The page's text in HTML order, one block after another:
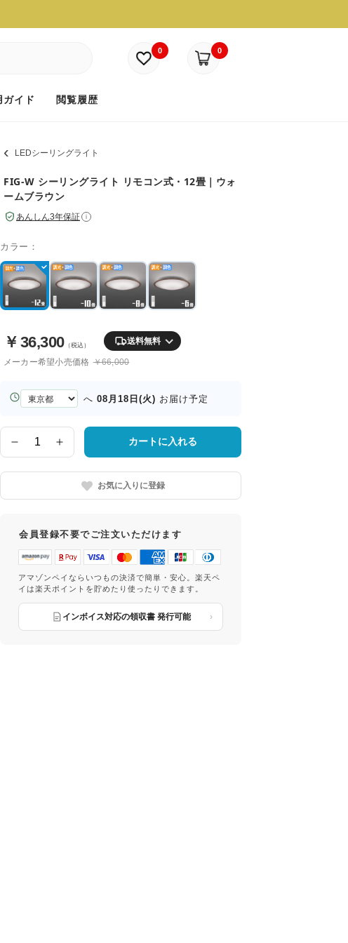
0 0
ガイド 閲覧履歴
LEDシーリングライト
FIG-W シーリングライト リモコン式・12畳｜ウォ
ームブラウン
あんしん3年保証 i
カラー：
￥ 36,300（税込） 送料無料
メーカー希望小売価格 ￥66,000
お
届
へ 08月18日(火) お届け予定
数
量
カートに入れる
お気に入りに登録
会員登録不要でご注文いただけます
アマゾンペイならいつもの決済で簡単・安心。楽天ペ
イは楽天ポイントを貯めたり使ったりできます。
インボイス対応の領収書 発行可能